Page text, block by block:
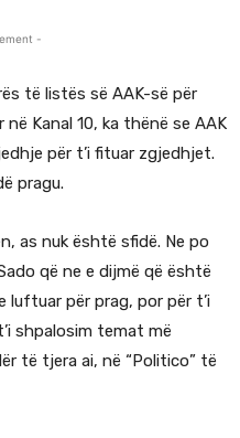
-
të listës së AAK-së për
Kanal 10, ka thënë se AAK
për t’i fituar zgjedhjet.
pragu.
as nuk është sfidë. Ne po
që ne e dijmë që është
luftuar për prag, por për t’i
shpalosim temat më
të tjera ai, në “Politico” të